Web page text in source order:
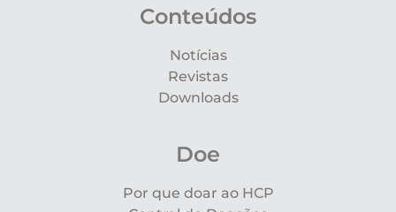
Conteúdos
Notícias
Revistas
Downloads
Doe
Por que doar ao HCP